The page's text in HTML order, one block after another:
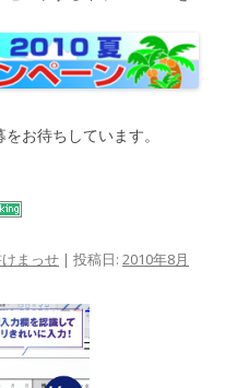
お待ちしています。
まっせ | 投稿日: 2010年8月